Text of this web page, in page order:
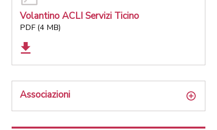
Volantino ACLI Servizi Ticino
PDF (4 MB)
Associazioni